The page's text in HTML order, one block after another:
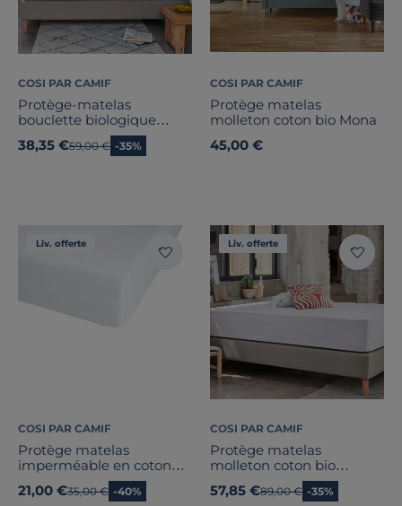
COSI PAR CAMIF
Protège-matelas
bouclette biologique
imperméable Bérénice
38,35 €Ancien prix
59,00 € -35%
COSI PAR CAMIF
Protège matelas
molleton coton bio Mona
45,00 €
Liv. offerte
COSI PAR CAMIF
Protège matelas
imperméable en coton
issu de l'agriculture
biologique Ivana
21,00 €Ancien prix
35,00 € -40%
Liv. offerte
COSI PAR CAMIF
Protège matelas
molleton coton bio
matelas épais Coralie
57,85 €Ancien prix
89,00 € -35%